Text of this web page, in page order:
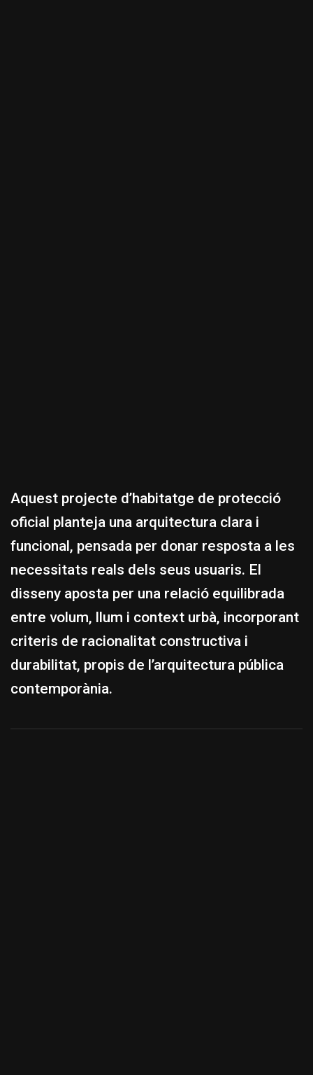
Aquest projecte d’habitatge de protecció
oficial planteja una arquitectura clara i
funcional, pensada per donar resposta a les
necessitats reals dels seus usuaris. El
disseny aposta per una relació equilibrada
entre volum, llum i context urbà, incorporant
criteris de racionalitat constructiva i
durabilitat, propis de l’arquitectura pública
contemporània.